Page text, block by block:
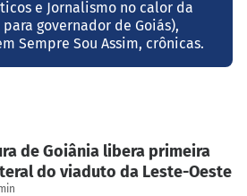
e Jornalismo no calor da
governador de Goiás),
Sempre Sou Assim, crônicas.
de Goiânia libera primeira
do viaduto da Leste-Oeste